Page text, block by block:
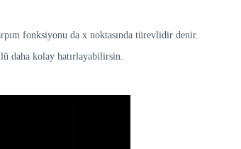
fonksiyonu da x noktasında türevlidir denir.
daha kolay hatırlayabilirsin.